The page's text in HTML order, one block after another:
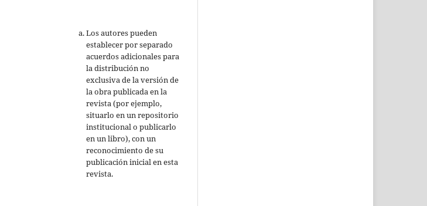
Los autores pueden
establecer por separado
acuerdos adicionales para
la distribución no
exclusiva de la versión de
la obra publicada en la
revista (por ejemplo,
situarlo en un repositorio
institucional o publicarlo
en un libro), con un
reconocimiento de su
publicación inicial en esta
revista.